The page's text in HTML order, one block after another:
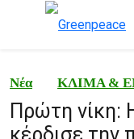
Νέα ΚΛΙΜΑ &
Πρώτη νίκη: